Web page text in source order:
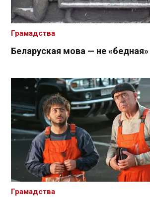
Беларуская мова — не
Грамадства
Грамадства